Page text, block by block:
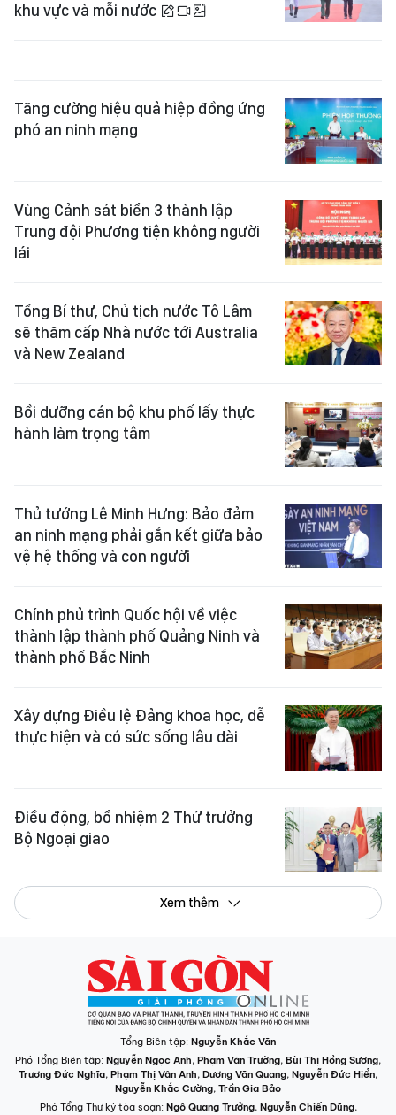
khu vực và mỗi nước
Tăng cường hiệu quả hiệp đồng ứng
phó an ninh mạng
Vùng Cảnh sát biển 3 thành lập
Trung đội Phương tiện không người
lái
Tổng Bí thư, Chủ tịch nước Tô Lâm
sẽ thăm cấp Nhà nước tới Australia
và New Zealand
Bồi dưỡng cán bộ khu phố lấy thực
hành làm trọng tâm
Thủ tướng Lê Minh Hưng: Bảo đảm
an ninh mạng phải gắn kết giữa bảo
vệ hệ thống và con người
Chính phủ trình Quốc hội về việc
thành lập thành phố Quảng Ninh và
thành phố Bắc Ninh
Xây dựng Điều lệ Đảng khoa học, dễ
thực hiện và có sức sống lâu dài
Điều động, bổ nhiệm 2 Thứ trưởng
Bộ Ngoại giao
Xem thêm
Tổng Biên tập: Nguyễn Khắc Văn
Phó Tổng Biên tập: Nguyễn Ngọc Anh, Phạm Văn Trường, Bùi Thị Hồng Sương,
Trương Đức Nghĩa, Phạm Thị Vân Anh, Dương Văn Quang, Nguyễn Đức Hiển,
Nguyễn Khắc Cường, Trần Gia Bảo
Phó Tổng Thư ký tòa soạn: Ngô Quang Trưởng, Nguyễn Chiến Dũng,